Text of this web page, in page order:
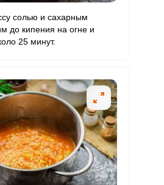
солью и сахарным
до кипения на огне и
25 минут.